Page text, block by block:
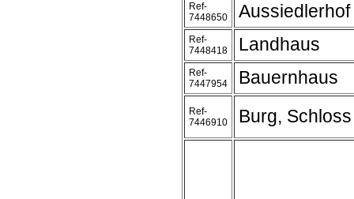
Ref-
7448650
Aussiedlerhof
Ref-
7448418
Landhaus
Ref-
7447954
Bauernhaus
Ref-
7446910
Burg, Schloss